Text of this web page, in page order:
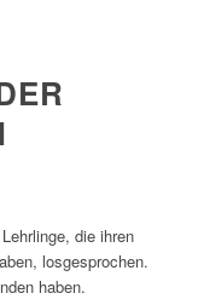
die ihren
losgesprochen.
haben.